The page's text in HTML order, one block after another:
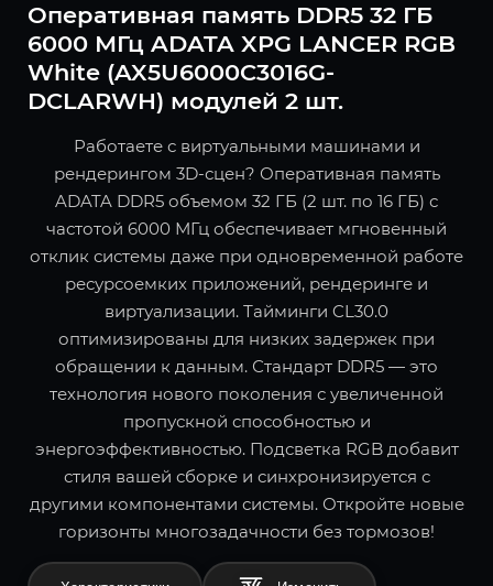
Оперативная память DDR5 32 ГБ
6000 МГц ADATA XPG LANCER RGB
White (AX5U6000C3016G-
DCLARWH) модулей 2 шт.
Работаете с виртуальными машинами и
рендерингом 3D-сцен? Оперативная память
ADATA DDR5 объемом 32 ГБ (2 шт. по 16 ГБ) с
частотой 6000 МГц обеспечивает мгновенный
отклик системы даже при одновременной работе
ресурсоемких приложений, рендеринге и
виртуализации. Тайминги CL30.0
оптимизированы для низких задержек при
обращении к данным. Стандарт DDR5 — это
технология нового поколения с увеличенной
пропускной способностью и
энергоэффективностью. Подсветка RGB добавит
стиля вашей сборке и синхронизируется с
другими компонентами системы. Откройте новые
горизонты многозадачности без тормозов!